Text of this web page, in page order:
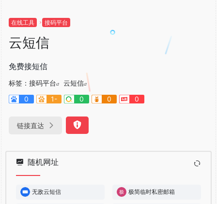
在线工具 接码平台
云短信
免费接短信
标签： 接码平台
云短信
0
1- 0 0 0
链接直达
随机网址
无敌云短信 极简临时私密邮箱